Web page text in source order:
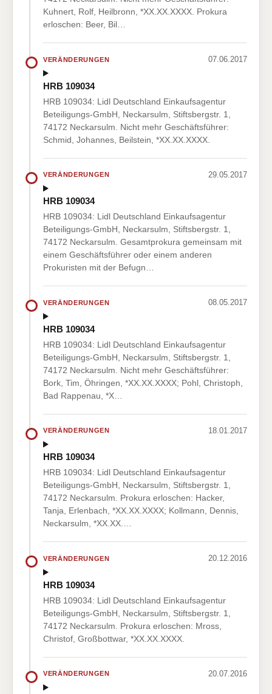
Kuhnert, Rolf, Heilbronn, *XX.XX.XXXX. Prokura
erloschen: Beer, Bil…
VERÄNDERUNGEN 07.06.2017
HRB 109034
HRB 109034: Lidl Deutschland Einkaufsagentur
Beteiligungs-GmbH, Neckarsulm, Stiftsbergstr. 1,
74172 Neckarsulm. Nicht mehr Geschäftsführer:
Schmid, Johannes, Beilstein, *XX.XX.XXXX.
VERÄNDERUNGEN 29.05.2017
HRB 109034
HRB 109034: Lidl Deutschland Einkaufsagentur
Beteiligungs-GmbH, Neckarsulm, Stiftsbergstr. 1,
74172 Neckarsulm. Gesamtprokura gemeinsam mit
einem Geschäftsführer oder einem anderen
Prokuristen mit der Befugn…
VERÄNDERUNGEN 08.05.2017
HRB 109034
HRB 109034: Lidl Deutschland Einkaufsagentur
Beteiligungs-GmbH, Neckarsulm, Stiftsbergstr. 1,
74172 Neckarsulm. Nicht mehr Geschäftsführer:
Bork, Tim, Öhringen, *XX.XX.XXXX; Pohl, Christoph,
Bad Rappenau, *X…
VERÄNDERUNGEN 18.01.2017
HRB 109034
HRB 109034: Lidl Deutschland Einkaufsagentur
Beteiligungs-GmbH, Neckarsulm, Stiftsbergstr. 1,
74172 Neckarsulm. Prokura erloschen: Hacker,
Tanja, Erlenbach, *XX.XX.XXXX; Kollmann, Dennis,
Neckarsulm, *XX.XX.…
VERÄNDERUNGEN 20.12.2016
HRB 109034
HRB 109034: Lidl Deutschland Einkaufsagentur
Beteiligungs-GmbH, Neckarsulm, Stiftsbergstr. 1,
74172 Neckarsulm. Prokura erloschen: Mross,
Christof, Großbottwar, *XX.XX.XXXX.
VERÄNDERUNGEN 20.07.2016